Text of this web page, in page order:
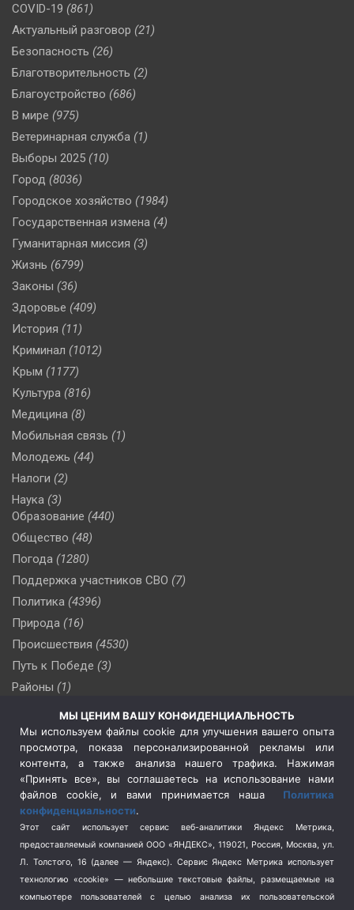
COVID-19 (861)
Актуальный разговор (21)
Безопасность (26)
Благотворительность (2)
Благоустройство (686)
В мире (975)
Ветеринарная служба (1)
Выборы 2025 (10)
Город (8036)
Городское хозяйство (1984)
Государственная измена (4)
Гуманитарная миссия (3)
Жизнь (6799)
Законы (36)
Здоровье (409)
История (11)
Криминал (1012)
Крым (1177)
Культура (816)
Медицина (8)
Мобильная связь (1)
Молодежь (44)
Налоги (2)
Наука (3)
Образование (440)
Общество (48)
Погода (1280)
Поддержка участников СВО (7)
Политика (4396)
Природа (16)
Происшествия (4530)
Путь к Победе (3)
Районы (1)
(510)
Сельское хозяйство (3)
Социальная политика
(3)
Спецоперация в Украине
Спецоперация на Украине
(404)
Спорт (740)
Терроризм (1)
Транспорт (262)
Туризм (178)
МЫ ЦЕНИМ ВАШУ КОНФИДЕНЦИАЛЬНОСТЬ
Мы используем файлы cookie для улучшения вашего опыта
просмотра, показа персонализированной рекламы или
контента, а также анализа нашего трафика. Нажимая
«Принять все», вы соглашаетесь на использование нами
файлов cookie, и вами принимается наша Политика
конфиденциальности.
Этот сайт использует сервис веб-аналитики Яндекс Метрика,
предоставляемый компанией ООО «ЯНДЕКС», 119021, Россия, Москва, ул.
Л. Толстого, 16 (далее — Яндекс). Сервис Яндекс Метрика использует
технологию «cookie» — небольшие текстовые файлы, размещаемые на
компьютере пользователей с целью анализа их пользовательской